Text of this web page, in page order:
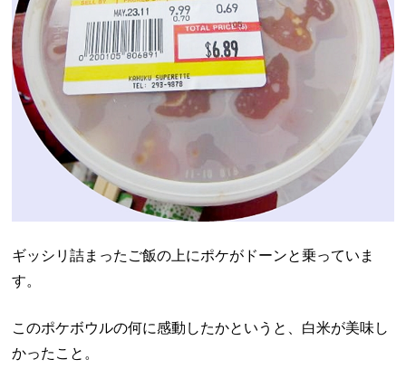
ギッシリ詰まったご飯の上にポケがドーンと乗っていま
す。
このポケボウルの何に感動したかというと、白米が美味し
かったこと。